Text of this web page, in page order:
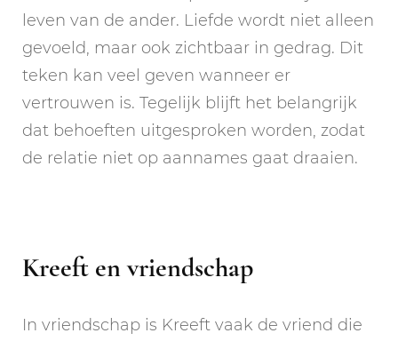
leven van de ander. Liefde wordt niet alleen
gevoeld, maar ook zichtbaar in gedrag. Dit
teken kan veel geven wanneer er
vertrouwen is. Tegelijk blijft het belangrijk
dat behoeften uitgesproken worden, zodat
de relatie niet op aannames gaat draaien.
Kreeft en vriendschap
In vriendschap is Kreeft vaak de vriend die